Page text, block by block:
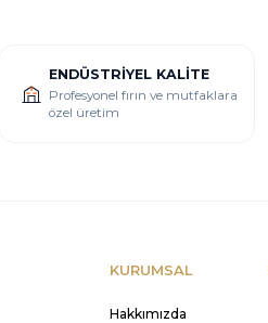
ENDÜSTRIYEL KALITE
Profesyonel fırın ve mutfaklara
özel üretim
KURUMSAL
Hakkımızda